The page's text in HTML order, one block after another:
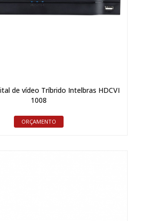
de vídeo Tríbrido Intelbras HDCVI
1008
ORÇAMENTO